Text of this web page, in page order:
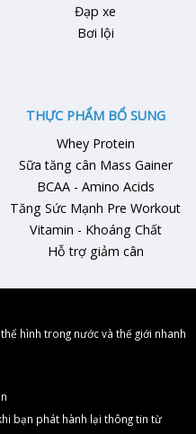
Đạp xe
Bơi lội
THỰC PHẨM BỔ SUNG
Whey Protein
Sữa tăng cân Mass Gainer
BCAA - Amino Acids
Tăng Sức Mạnh Pre Workout
Vitamin - Khoáng Chất
Hỗ trợ giảm cân
hình trong nước và thế giới nhanh
bạn phát hành lại thông tin từ